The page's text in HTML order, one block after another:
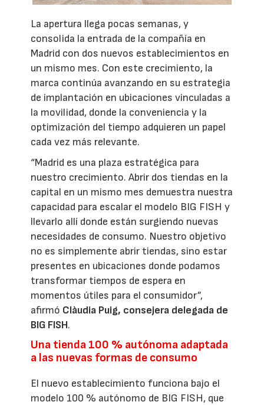
La apertura llega pocas semanas, y
consolida la entrada de la compañía en
Madrid con dos nuevos establecimientos en
un mismo mes. Con este crecimiento, la
marca continúa avanzando en su estrategia
de implantación en ubicaciones vinculadas a
la movilidad, donde la conveniencia y la
optimización del tiempo adquieren un papel
cada vez más relevante.
“Madrid es una plaza estratégica para
nuestro crecimiento. Abrir dos tiendas en la
capital en un mismo mes demuestra nuestra
capacidad para escalar el modelo BIG FISH y
llevarlo allí donde están surgiendo nuevas
necesidades de consumo. Nuestro objetivo
no es simplemente abrir tiendas, sino estar
presentes en ubicaciones donde podamos
transformar tiempos de espera en
momentos útiles para el consumidor”,
afirmó Clàudia Puig, consejera delegada de
BIG FISH.
Una tienda 100 % autónoma adaptada
a las nuevas formas de consumo
El nuevo establecimiento funciona bajo el
modelo 100 % autónomo de BIG FISH, que